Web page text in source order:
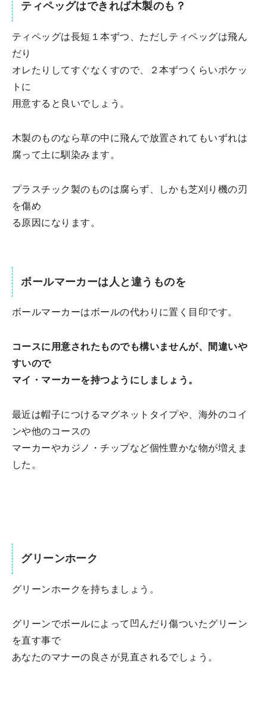
ティペッグはできれば木製のも？
ティペッグは長短１本ずつ、ただしティペッグは飛ん
だり
オレたりしてすぐなくすので、２本ずつくらいポケッ
トに
用意すると良いでしょう。
木製のものなら草の中に飛んで放置されてもいずれは
腐って土に馴染みます。
プラスチック製のものは腐らず、しかも芝刈り機の刃
を傷め
る原因になります。
ボールマーカーは人と違うものを
ボールマーカーはボールの代わりに置く目印です。
コースに用意されたものでも構いませんが、間違いや
すいので
マイ・マーカーを持つようにしましょう。
最近は帽子につけるマグネットタイプや、海外のコイ
ンや他のコースの
マーカーやカジノ・チップなど個性豊かな物が増えま
した。
グリーンホーク
グリーンホークを持ちましょう。
グリーンでボールによって凹んだり傷ついたグリーン
を直す事で
あなたのマナーの良さが見直されるでしょう。